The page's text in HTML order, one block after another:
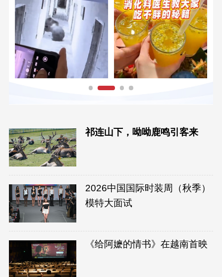
祁连山下，呦呦鹿鸣引客来
2026中国国际时装周（秋季）
模特大面试
《给阿嬷的情书》在越南首映